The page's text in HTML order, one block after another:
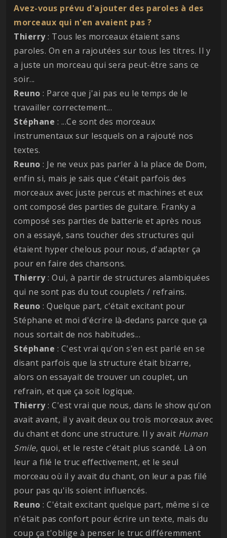
Avez-vous prévu d'ajouter des paroles à des
morceaux qui n'en avaient pas ?
Thierry: Tous les morceaux étaient sans
paroles. On en a rajoutées sur tous les titres. Il y
a juste un morceau qui sera peut-être sans ce
soir...
Reuno : Parce que j'ai pas eu le temps de le
travailler correctement...
Stéphane : ...Ce sont des morceaux
instrumentaux sur lesquels on a rajouté nos
textes.
Reuno : Je ne veux pas parler à la place de Dom,
enfin si, mais je sais que c'était parfois des
morceaux avec juste percus et machines et eux
ont composé des parties de guitare. Franky a
composé ses parties de batterie et après nous
on a essayé, sans toucher des structures qui
étaient hyper chelous pour nous, d'adapter ça
pour en faire des chansons.
Thierry: Oui, à partir de structures alambiquées
qui ne sont pas du tout couplets / refrains.
Reuno : Quelque part, c'était excitant pour
Stéphane et moi d'écrire là-dedans parce que ça
nous sortait de nos habitudes...
Stéphane : C'est vrai qu'on s'en est parlé en se
disant parfois que la structure était bizarre,
alors on essayait de trouver un couplet, un
refrain, et que ça soit logique.
Thierry: C'est vrai que nous, dans le show qu'on
avait avant, il y avait deux ou trois morceaux avec
du chant et donc une structure. Il y avait Human
Smile, quoi, et le reste c'était plus scandé. Là on
leur a filé le truc effectivement, et le seul
morceau où il y avait du chant, on leur a pas filé
pour pas qu'ils soient influencés.
Reuno : C'était excitant quelque part, même si ce
n'était pas confort pour écrire un texte, mais du
coup ça t'oblige à penser le truc différemment